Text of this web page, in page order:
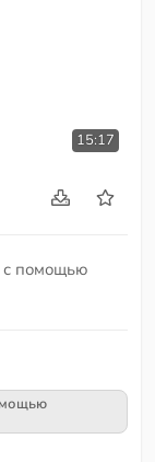
15:17
с помощью